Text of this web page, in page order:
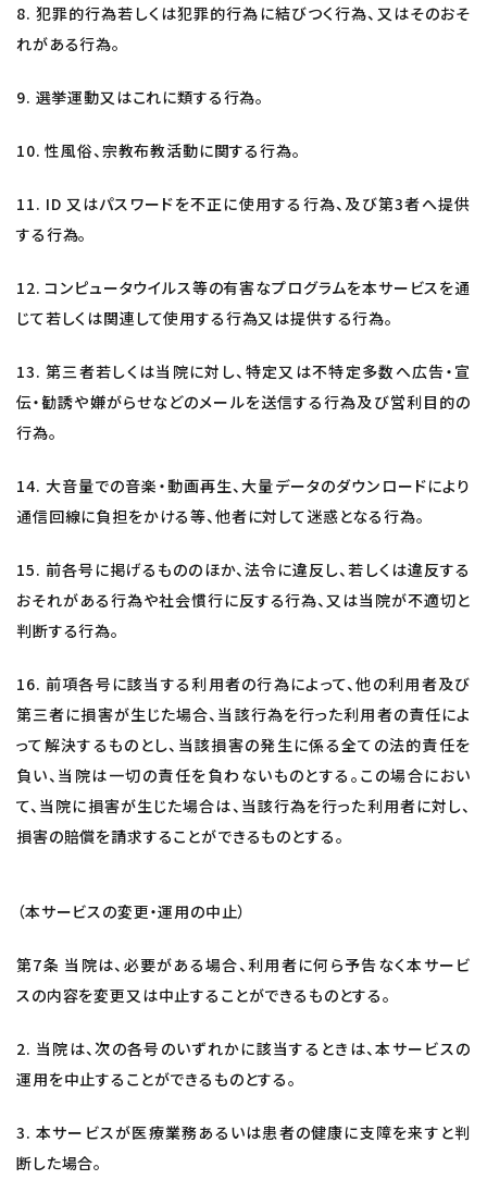
8. 犯罪的行為若しくは犯罪的行為に結びつく行為、又はそのおそ
れがある行為。
9. 選挙運動又はこれに類する行為。
10. 性風俗、宗教布教活動に関する行為。
11. ID 又はパスワードを不正に使用する行為、及び第3者へ提供
する行為。
12. コンピュータウイルス等の有害なプログラムを本サービスを通
じて若しくは関連して使用する行為又は提供する行為。
13. 第三者若しくは当院に対し、特定又は不特定多数へ広告・宣
伝・勧誘や嫌がらせなどのメールを送信する行為及び営利目的の
行為。
14. 大音量での音楽・動画再生、大量データのダウンロードにより
通信回線に負担をかける等、他者に対して迷惑となる行為。
15. 前各号に掲げるもののほか、法令に違反し、若しくは違反する
おそれがある行為や社会慣行に反する行為、又は当院が不適切と
判断する行為。
16. 前項各号に該当する利用者の行為によって、他の利用者及び
第三者に損害が生じた場合、当該行為を行った利用者の責任によ
って解決するものとし、当該損害の発生に係る全ての法的責任を
負い、当院は一切の責任を負わないものとする。この場合におい
て、当院に損害が生じた場合は、当該行為を行った利用者に対し、
損害の賠償を請求することができるものとする。
（本サービスの変更・運用の中止）
第7条 当院は、必要がある場合、利用者に何ら予告なく本サービ
スの内容を変更又は中止することができるものとする。
2. 当院は、次の各号のいずれかに該当するときは、本サービスの
運用を中止することができるものとする。
3. 本サービスが医療業務あるいは患者の健康に支障を来すと判
断した場合。